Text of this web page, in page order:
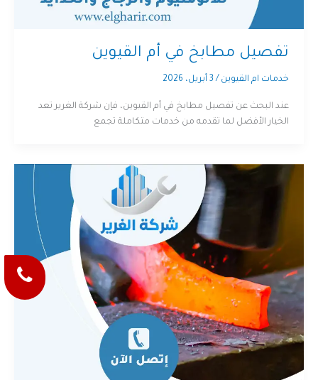
تفصيل مطابخ في أم القيوين
خدمات ام القيوين / 3 أبريل، 2026
عند البحث عن تفصيل مطابخ في أم القيوين، فإن شركة الغرير تعد
الخيار الأفضل لما تقدمه من خدمات متكاملة تجمع